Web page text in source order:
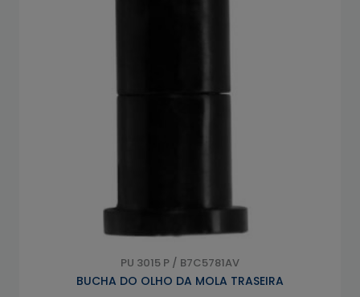
PU 3015 P / B7C5781AV
BUCHA DO OLHO DA MOLA TRASEIRA